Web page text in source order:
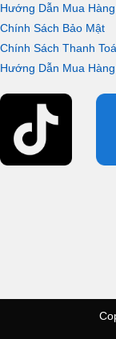
Hướng Dẫn Mua Hàng
Chính Sách Bảo Mật
Chính Sách Thanh
Hướng Dẫn Mua Hàng